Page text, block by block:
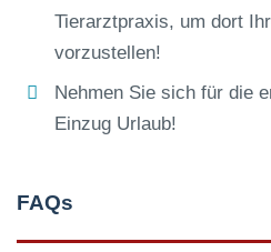
Tierarztpraxis, um dort
vorzustellen!
Nehmen Sie sich für die
Einzug Urlaub!
FAQs